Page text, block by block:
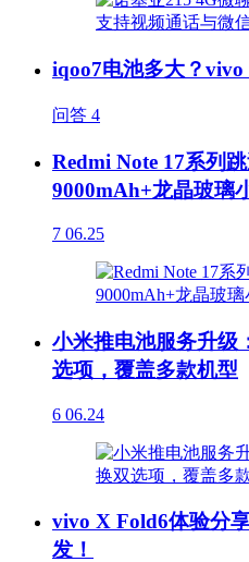
iqoo7电池多大？
问答 4
Redmi Note 17系列
9000mAh+龙晶玻璃
7 06.25
小米推电池服务升级
选项，覆盖多款机型
6 06.24
vivo X Fold6体验分
发！